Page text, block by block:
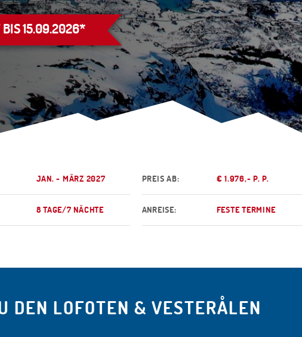
15.09.2026*
JAN. - MÄRZ 2027 PREIS AB: € 1.976,- P. P.
8 TAGE/7 NÄCHTE ANREISE: FESTE TERMINE
DEN LOFOTEN & VESTERÅLEN